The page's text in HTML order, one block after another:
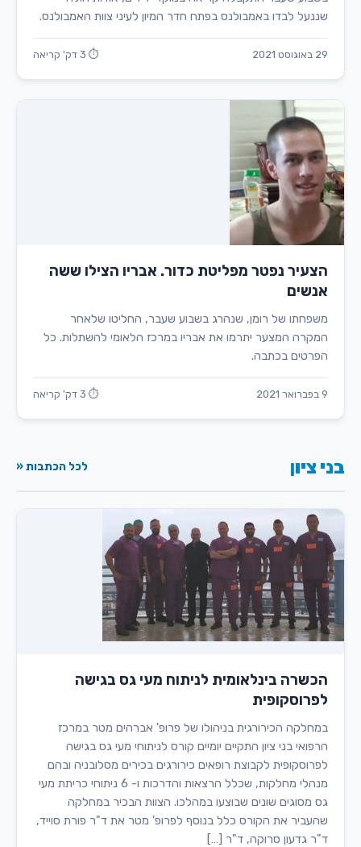
שננעל לבדו באמבולנס בפתח חדר המיון לעיני צוות האמבולנס.
29 באוגוסט 2021 ⏱ 3 דק' קריאה
הצעיר נפטר מפליטת כדור. אבריו הצילו ששה
אנשים
משפחתו של רומן, שנהרג בשבוע שעבר, החליטו שלאחר
המקרה המצער יתרמו את אבריו במרכז הלאומי להשתלות. כל
הפרטים בכתבה.
9 בפברואר 2021 ⏱ 3 דק' קריאה
בני ציון לכל הכתבות «
הכשרה בינלאומית לניתוח מעי גס בגישה
לפרוסקופית
במחלקה הכירורגית בניהולו של פרופ' אברהים מטר במרכז
הרפואי בני ציון התקיים יומיים קורס לניתוחי מעי גס בגישה
לפרוסקופית לקבוצת רופאים כירורגים בכירים מסלובניה ובהם
מנהלי מחלקות, שכלל הרצאות והדרכות ו- 6 ניתוחי כריתת מעי
גס מסוגים שונים שבוצעו במהלכו. הצוות הבכיר במחלקה
שהעביר את הקורס כלל בנוסף לפרופ' מטר את ד"ר פורת סוייד,
ד"ר גדעון סרוקה, ד"ר […]